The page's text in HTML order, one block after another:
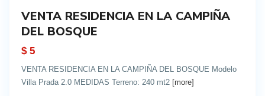
VENTA RESIDENCIA EN LA CAMPIÑA
DEL BOSQUE
$ 5
VENTA RESIDENCIA EN LA CAMPIÑA DEL BOSQUE Modelo
Villa Prada 2.0 MEDIDAS Terreno: 240 mt2 [more]